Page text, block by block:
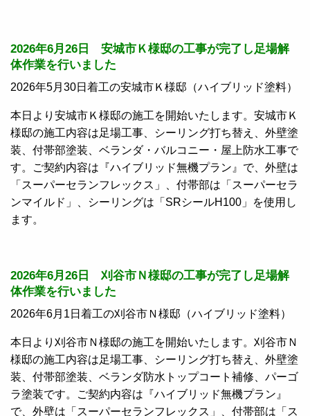
2026年6月26日 安城市Ｋ様邸の工事が完了し足場解
体作業を行いました
2026年5月30日着工の安城市Ｋ様邸（ハイブリッド塗料）
本日より安城市Ｋ様邸の施工を開始いたします。安城市Ｋ
様邸の施工内容は足場工事、シーリング打ち替え、外壁塗
装、付帯部塗装、ベランダ・バルコニー・屋上防水工事で
す。ご契約内容は『ハイブリッド無機プラン』で、外壁は
「スーパーセランフレックス」、付帯部は「スーパーセラ
ンマイルド」、シーリングは「SRシールH100」を使用し
ます。
2026年6月26日 刈谷市Ｎ様邸の工事が完了し足場解
体作業を行いました
2026年6月1日着工の刈谷市Ｎ様邸（ハイブリッド塗料）
本日より刈谷市Ｎ様邸の施工を開始いたします。刈谷市Ｎ
様邸の施工内容は足場工事、シーリング打ち替え、外壁塗
装、付帯部塗装、ベランダ防水トップコート補修、パーゴ
ラ塗装です。ご契約内容は『ハイブリッド無機プラン』
で、外壁は「スーパーセランフレックス」、付帯部は「ス